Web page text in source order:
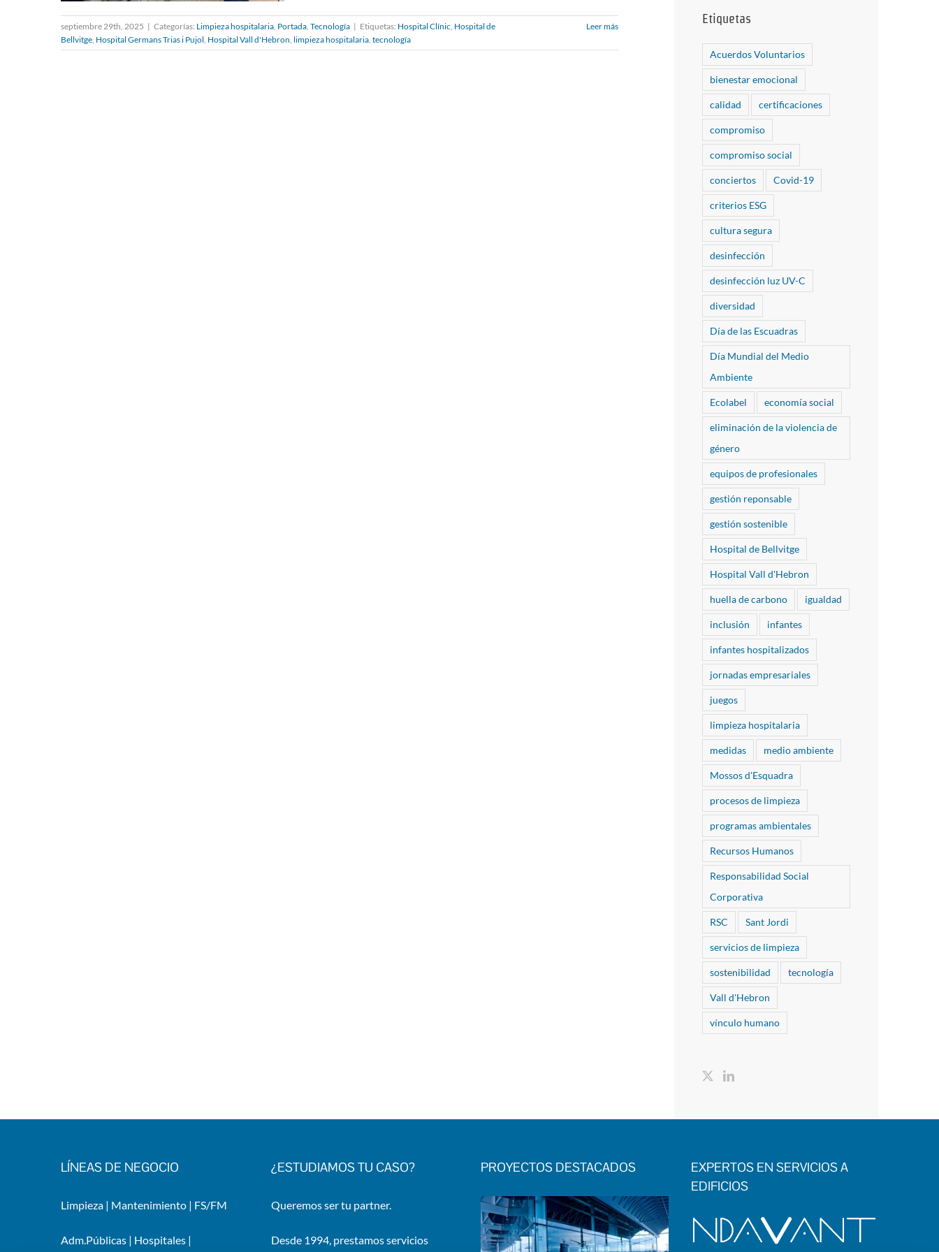
septiembre 29th, 2025 | Categorías: Limpieza hospitalaria, Portada, Tecnología | Etiquetas: Hospital Clínic, Hospital de
Bellvitge, Hospital Germans Trias i Pujol, Hospital Vall d'Hebron, limpieza hospitalaria, tecnología
Leer más
Etiquetas
Acuerdos Voluntarios
bienestar emocional
calidad certificaciones
compromiso
compromiso social
conciertos Covid-19
criterios ESG
cultura segura
desinfección
desinfección luz UV-C
diversidad
Día de las Escuadras
Día Mundial del Medio
Ambiente
Ecolabel economía social
eliminación de la violencia de
género
equipos de profesionales
gestión reponsable
gestión sostenible
Hospital de Bellvitge
Hospital Vall d'Hebron
huella de carbono igualdad
inclusión infantes
infantes hospitalizados
jornadas empresariales
juegos
limpieza hospitalaria
medidas medio ambiente
Mossos d'Esquadra
procesos de limpieza
programas ambientales
Recursos Humanos
Responsabilidad Social
Corporativa
RSC Sant Jordi
servicios de limpieza
sostenibilidad tecnología
Vall d'Hebron
vínculo humano
LÍNEAS DE NEGOCIO
Limpieza | Mantenimiento | FS/FM
Adm.Públicas | Hospitales |
¿ESTUDIAMOS TU CASO?
Queremos ser tu partner.
Desde 1994, prestamos servicios
PROYECTOS DESTACADOS
EXPERTOS EN SERVICIOS A
EDIFICIOS